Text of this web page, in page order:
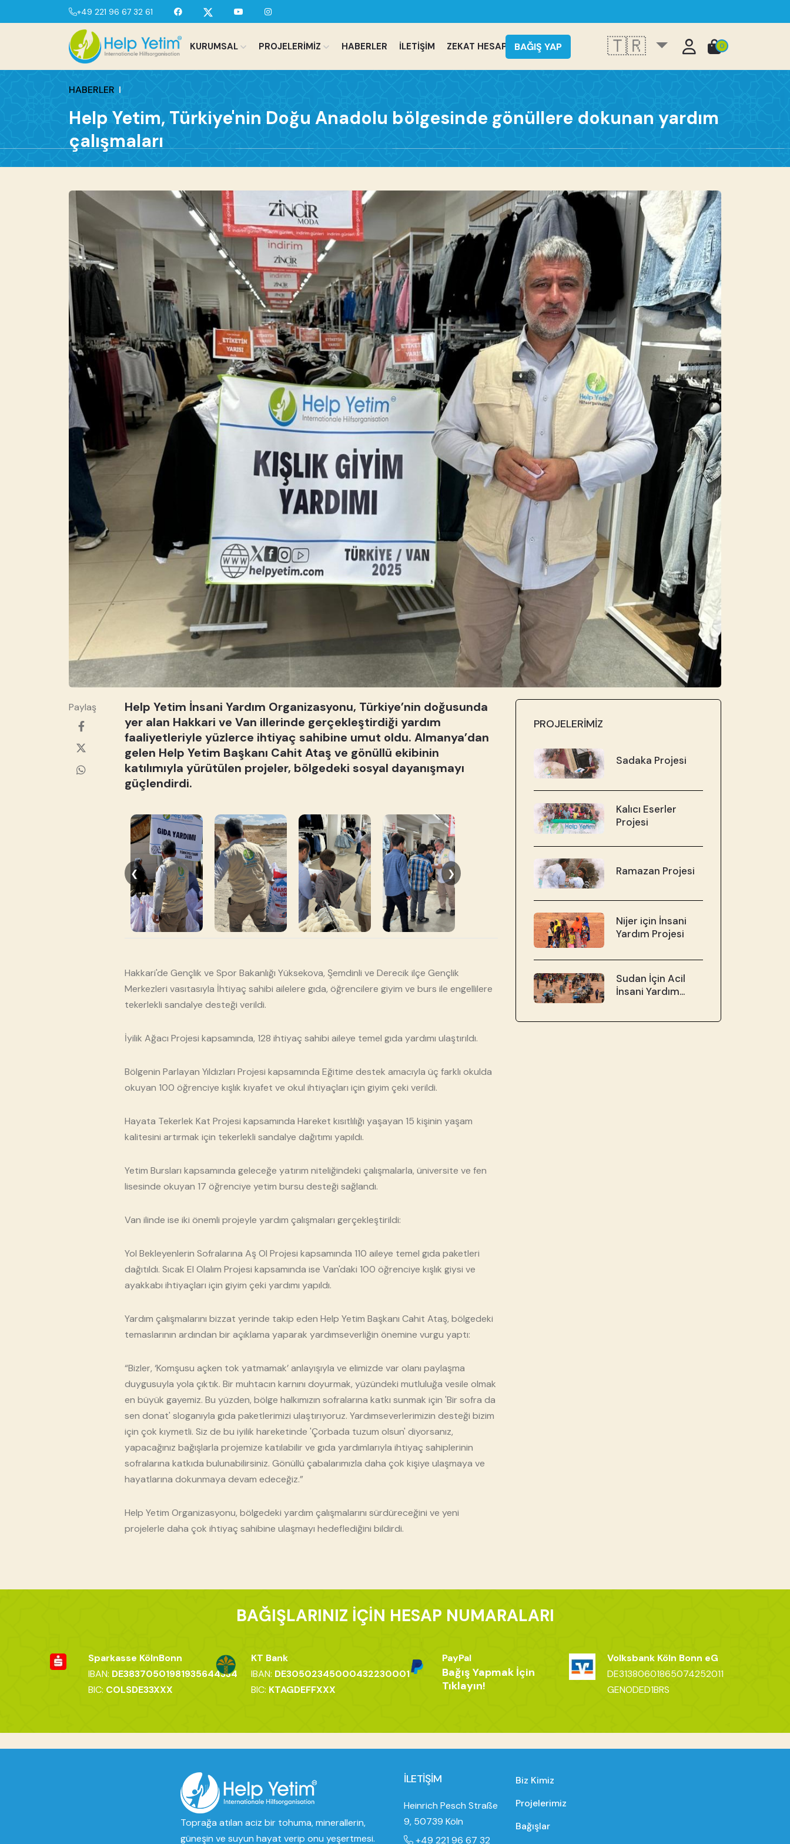
+49 221 96 67 32 61
KURUMSAL PROJELERİMİZ HABERLER İLETİŞİM ZEKAT HESAPLABAĞIŞ YAP 🇹🇷 0
HABERLER
Help Yetim, Türkiye'nin Doğu Anadolu bölgesinde gönüllere dokunan yardım
çalışmaları
Paylaş
Help Yetim İnsani Yardım Organizasyonu, Türkiye’nin doğusunda
yer alan Hakkari ve Van illerinde gerçekleştirdiği yardım
faaliyetleriyle yüzlerce ihtiyaç sahibine umut oldu. Almanya’dan
gelen Help Yetim Başkanı Cahit Ataş ve gönüllü ekibinin
katılımıyla yürütülen projeler, bölgedeki sosyal dayanışmayı
güçlendirdi.
❮ ❯
Hakkari'de Gençlik ve Spor Bakanlığı Yüksekova, Şemdinli ve Derecik ilçe Gençlik
Merkezleri vasıtasıyla İhtiyaç sahibi ailelere gıda, öğrencilere giyim ve burs ile engellilere
tekerlekli sandalye desteği verildi.
İyilik Ağacı Projesi kapsamında, 128 ihtiyaç sahibi aileye temel gıda yardımı ulaştırıldı.
Bölgenin Parlayan Yıldızları Projesi kapsamında Eğitime destek amacıyla üç farklı okulda
okuyan 100 öğrenciye kışlık kıyafet ve okul ihtiyaçları için giyim çeki verildi.
Hayata Tekerlek Kat Projesi kapsamında Hareket kısıtlılığı yaşayan 15 kişinin yaşam
kalitesini artırmak için tekerlekli sandalye dağıtımı yapıldı.
Yetim Bursları kapsamında geleceğe yatırım niteliğindeki çalışmalarla, üniversite ve fen
lisesinde okuyan 17 öğrenciye yetim bursu desteği sağlandı.
Van ilinde ise iki önemli projeyle yardım çalışmaları gerçekleştirildi:
Yol Bekleyenlerin Sofralarına Aş Ol Projesi kapsamında 110 aileye temel gıda paketleri
dağıtıldı. Sıcak El Olalım Projesi kapsamında ise Van'daki 100 öğrenciye kışlık giysi ve
ayakkabı ihtiyaçları için giyim çeki yardımı yapıldı.
Yardım çalışmalarını bizzat yerinde takip eden Help Yetim Başkanı Cahit Ataş, bölgedeki
temaslarının ardından bir açıklama yaparak yardımseverliğin önemine vurgu yaptı:
“Bizler, ‘Komşusu açken tok yatmamak’ anlayışıyla ve elimizde var olanı paylaşma
duygusuyla yola çıktık. Bir muhtacın karnını doyurmak, yüzündeki mutluluğa vesile olmak
en büyük gayemiz. Bu yüzden, bölge halkımızın sofralarına katkı sunmak için 'Bir sofra da
sen donat' sloganıyla gıda paketlerimizi ulaştırıyoruz. Yardımseverlerimizin desteği bizim
için çok kıymetli. Siz de bu iyilik hareketinde 'Çorbada tuzum olsun' diyorsanız,
yapacağınız bağışlarla projemize katılabilir ve gıda yardımlarıyla ihtiyaç sahiplerinin
sofralarına katkıda bulunabilirsiniz. Gönüllü çabalarımızla daha çok kişiye ulaşmaya ve
hayatlarına dokunmaya devam edeceğiz.”
Help Yetim Organizasyonu, bölgedeki yardım çalışmalarını sürdüreceğini ve yeni
projelerle daha çok ihtiyaç sahibine ulaşmayı hedeflediğini bildirdi.
PROJELERİMİZ
Sadaka Projesi
Kalıcı Eserler
Projesi
Ramazan Projesi
Nijer için İnsani
Yardım Projesi
Sudan İçin Acil
İnsani Yardım
BAĞIŞLARINIZ İÇİN HESAP NUMARALARI
Sparkasse KölnBonn
IBAN: DE38370501981935644334
BIC: COLSDE33XXX
KT Bank
IBAN: DE30502345000432230001
BIC: KTAGDEFFXXX
PayPal
Bağış Yapmak İçin
Tıklayın!
Volksbank Köln Bonn eG
DE31380601865074252011
GENODED1BRS
Toprağa atılan aciz bir tohuma, minerallerin,
güneşin ve suyun hayat verip onu yeşertmesi.
İLETİŞİM
Heinrich Pesch Straße
9, 50739 Köln
+49 221 96 67 32
Biz Kimiz
Projelerimiz
Bağışlar